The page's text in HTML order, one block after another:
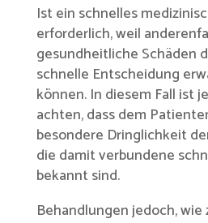
Ist ein schnelles
erforderlich, weil
gesundheitliche Schäden
schnelle Entscheidung
können. In diesem Fall ist
achten, dass dem
besondere Dringlichkeit
die damit verbundene
bekannt sind.
Behandlungen jedoch, wie